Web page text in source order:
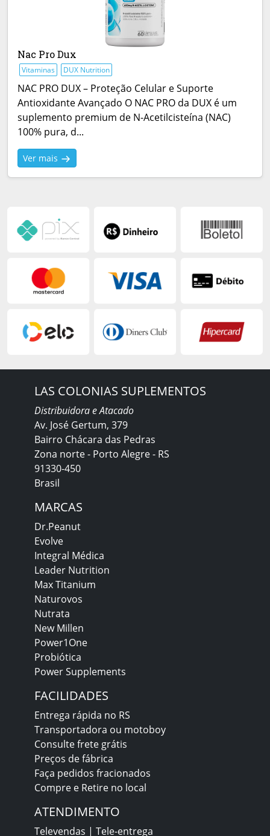
Nac Pro Dux
Vitaminas DUX Nutrition
NAC PRO DUX – Proteção Celular e Suporte
Antioxidante Avançado O NAC PRO da DUX é um
suplemento premium de N-Acetilcisteína (NAC)
100% pura, d...
Ver mais
LAS COLONIAS SUPLEMENTOS
Distribuidora e Atacado
Av. José Gertum, 379
Bairro Chácara das Pedras
Zona norte - Porto Alegre - RS
91330-450
Brasil
MARCAS
Dr.Peanut
Evolve
Integral Médica
Leader Nutrition
Max Titanium
Naturovos
Nutrata
New Millen
Power1One
Probiótica
Power Supplements
FACILIDADES
Entrega rápida no RS
Transportadora ou motoboy
Consulte frete grátis
Preços de fábrica
Faça pedidos fracionados
Compre e Retire no local
ATENDIMENTO
Televendas | Tele-entrega